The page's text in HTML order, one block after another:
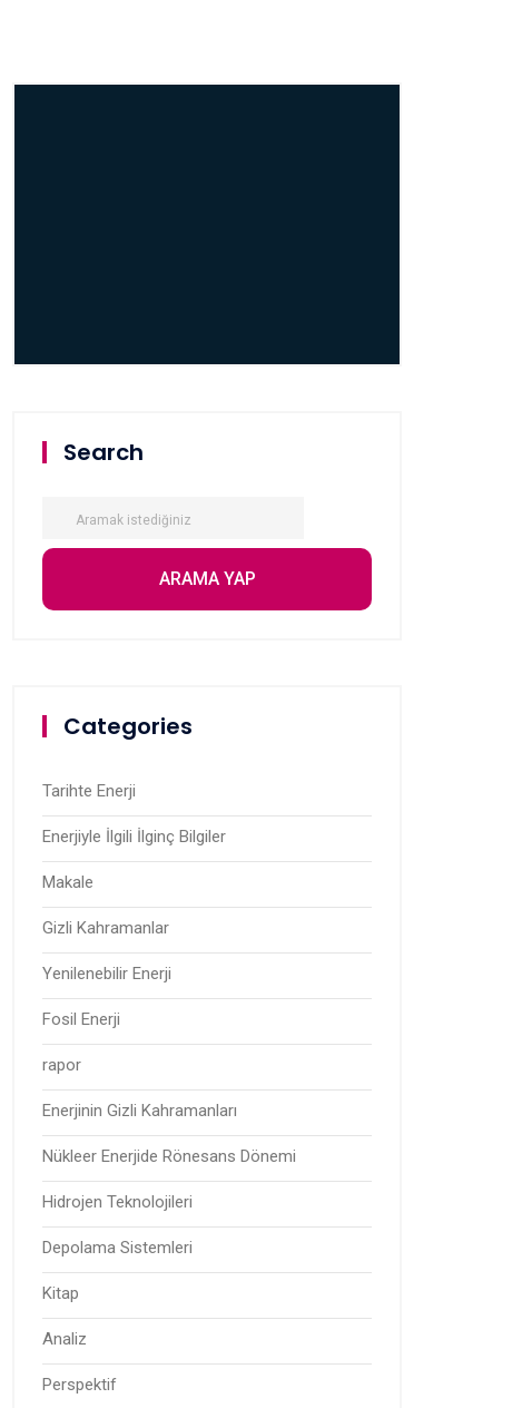
Search
Categories
Tarihte Enerji
Enerjiyle İlgili İlginç Bilgiler
Makale
Gizli Kahramanlar
Yenilenebilir Enerji
Fosil Enerji
rapor
Enerjinin Gizli Kahramanları
Nükleer Enerjide Rönesans Dönemi
Hidrojen Teknolojileri
Depolama Sistemleri
Kitap
Analiz
Perspektif